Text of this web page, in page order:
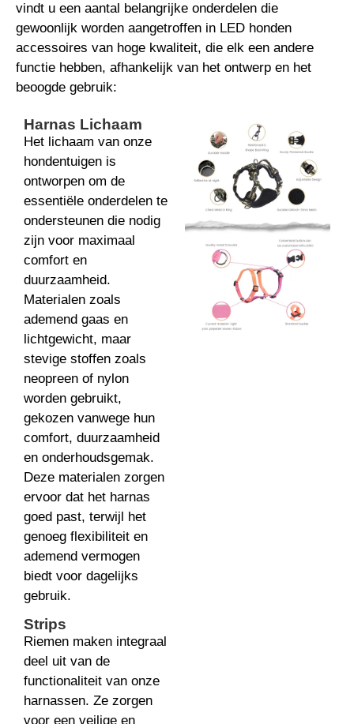
vindt u een aantal belangrijke onderdelen die
gewoonlijk worden aangetroffen in LED honden
accessoires van hoge kwaliteit, die elk een andere
functie hebben, afhankelijk van het ontwerp en het
beoogde gebruik:
Harnas Lichaam
Het lichaam van onze
hondentuigen is
ontworpen om de
essentiële onderdelen te
ondersteunen die nodig
zijn voor maximaal
comfort en
duurzaamheid.
Materialen zoals
ademend gaas en
lichtgewicht, maar
stevige stoffen zoals
neopreen of nylon
worden gebruikt,
gekozen vanwege hun
comfort, duurzaamheid
en onderhoudsgemak.
Deze materialen zorgen
ervoor dat het harnas
goed past, terwijl het
genoeg flexibiliteit en
ademend vermogen
biedt voor dagelijks
gebruik.
Strips
Riemen maken integraal
deel uit van de
functionaliteit van onze
harnassen. Ze zorgen
voor een veilige en